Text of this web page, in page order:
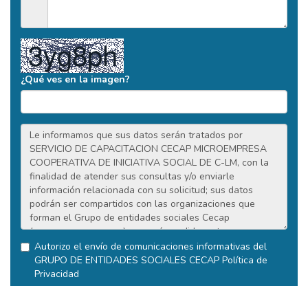
¿Qué ves en la imagen?
Autorizo el envío de comunicaciones informativas del
GRUPO DE ENTIDADES SOCIALES CECAP Política de
Privacidad